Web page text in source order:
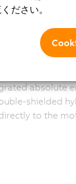
8WS-series
and are
is optionally
absolute
shielded
to the
ださい。